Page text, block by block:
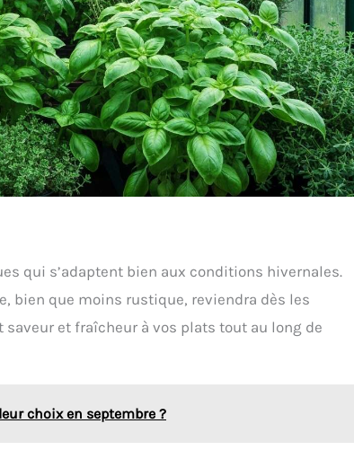
qui s’adaptent bien aux conditions hivernales.
bien que moins rustique, reviendra dès les
et fraîcheur à vos plats tout au long de
choix en septembre ?